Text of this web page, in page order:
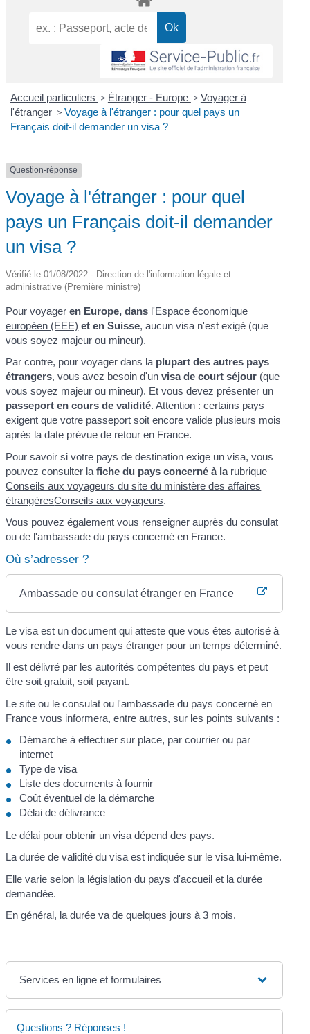
Accueil particuliers > Étranger - Europe > Voyager à
l'étranger > Voyage à l'étranger : pour quel pays un
Français doit-il demander un visa ?
Question-réponse
Voyage à l'étranger : pour quel
pays un Français doit-il demander
un visa ?
Vérifié le 01/08/2022 - Direction de l'information légale et
administrative (Première ministre)
Pour voyageren Europe, dans l'Espace économique
européen (EEE) et en Suisse, aucun visa n'est exigé (que
vous soyez majeur ou mineur).
Par contre, pour voyager dans la plupart des autres pays
étrangers, vous avez besoin d'un visa de court séjour (que
vous soyez majeur ou mineur). Et vous devez présenter un
passeport en cours de validité. Attention : certains pays
exigent que votre passeport soit encore valide plusieurs mois
après la date prévue de retour en France.
Pour savoir si votre pays de destination exige un visa, vous
pouvez consulter lafiche du pays concerné à la rubrique
Conseils aux voyageurs du site du ministère des affaires
étrangèresConseils aux voyageurs.
Vous pouvez également vous renseigner auprès du consulat
ou de l'ambassade du pays concerné en France.
Où s’adresser ?
Ambassade ou consulat étranger en France
Le visa est un document qui atteste que vous êtes autorisé à
vous rendre dans un pays étranger pour un temps déterminé.
Il est délivré par les autorités compétentes du pays et peut
être soit gratuit, soit payant.
Le site ou le consulat ou l'ambassade du pays concerné en
France vous informera, entre autres, sur les points suivants :
Démarche à effectuer sur place, par courrier ou par
internet
Type de visa
Liste des documents à fournir
Coût éventuel de la démarche
Délai de délivrance
Le délai pour obtenir un visa dépend des pays.
La durée de validité du visa est indiquée sur le visa lui-même.
Elle varie selon la législation du pays d'accueil et la durée
demandée.
En général, la durée va de quelques jours à 3 mois.
Services en ligne et formulaires
Questions ? Réponses !